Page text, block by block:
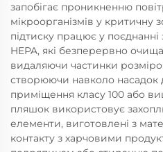
запобігає проникненню
мікроорганізмів у критичну
підтиску працює у
HEPA, які безперервно
видаляючи частинки
створюючи навколо насадок
приміщення класу 100 або
пляшок використовує
елементи, виготовлені з
контакту з харчовими